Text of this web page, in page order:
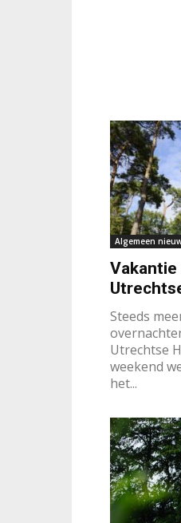
Algemeen
Vakantie
Steeds
Utrechtse
weekend
het...